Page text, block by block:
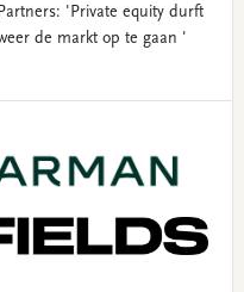
'Private equity durft
de markt op te gaan '